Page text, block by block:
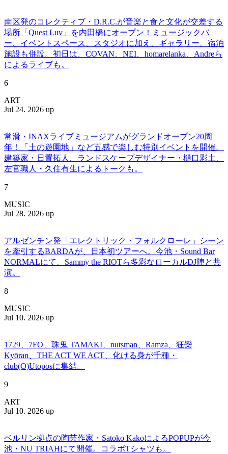
南区発のコレクティブ・D.R.C.が⾳楽と⾷と⽂化が交差する
場所「Quest Luv」を内田橋にオープン！ミュージックバ
ー、イベントスペース、スタジオに加え、ギャラリー、宿泊
施設も併設。初日は、COVAN、NEI、homarelanka、Andreら
によるライブも。
6
ART
Jul 24. 2026 up
常滑・INAXライブミュージアムがグランドオープン20周
年！「土の遊園地」など五感で楽しむ特別イベントを開催。
建築家・日置拓人、ランドスケープデザイナー・樋口彩土、
左官職人・久住有生によるトークも。
7
MUSIC
Jul 28. 2026 up
アルゼンチン発「エレクトリック・フォルクローレ」シーン
を牽引するBARDAが、日本初ツアーへ。今池・Sound Bar
NORMALにて、Sammy the RIOTら多彩なローカルDJ陣と共
演。
8
MUSIC
Jul 10. 2026 up
1729、7FO、珠鬼 TAMAKI、nutsman、Ramza、狂欒
Kyōran、THE ACT WE ACT、化ける身が千種・
club(O)Utoposに集結。
9
ART
Jul 10. 2026 up
ベルリン拠点の陶芸作家・Satoko KakoによるPOPUPが今
池・NU TRIAHにて開催。コラボTシャツも。